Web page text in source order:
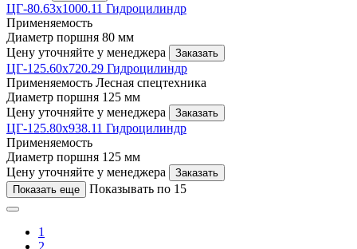
ЦГ-80.63х1000.11 Гидроцилиндр
Применяемость
Диаметр поршня 80 мм
Цену уточняйте у менеджера
Заказать
ЦГ-125.60х720.29 Гидроцилиндр
Применяемость Лесная спецтехника
Диаметр поршня 125 мм
Цену уточняйте у менеджера
Заказать
ЦГ-125.80х938.11 Гидроцилиндр
Применяемость
Диаметр поршня 125 мм
Цену уточняйте у менеджера
Заказать
Показать еще
Показывать по 15
1
2